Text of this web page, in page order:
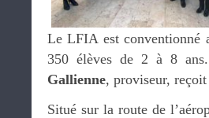
Le LFIA est conventionné
350 élèves de 2 à 8
Gallienne, proviseur,
Situé sur la route de